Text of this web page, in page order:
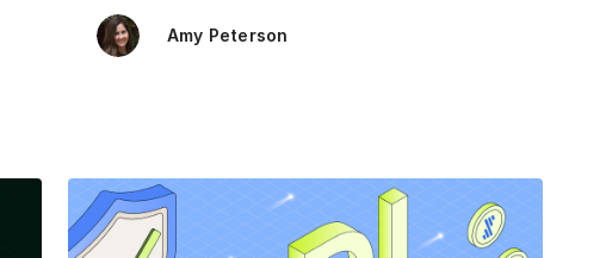
Amy Peterson